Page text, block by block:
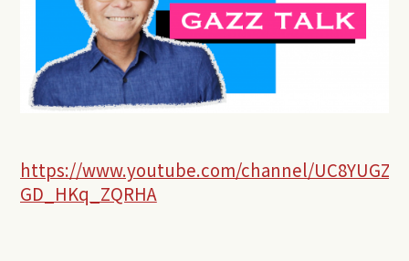
https://www.youtube.com/channel/
GD_HKq_ZQRHA